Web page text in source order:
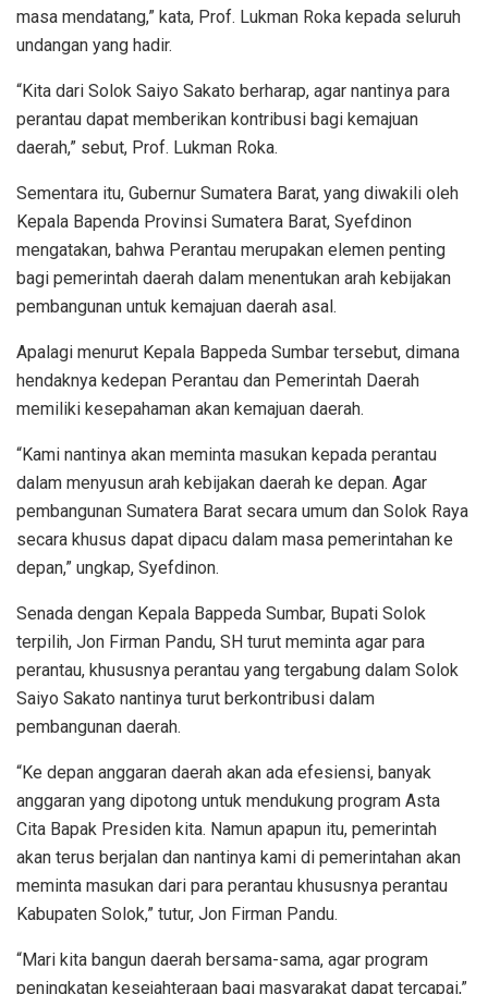
masa mendatang,” kata, Prof. Lukman Roka kepada seluruh
undangan yang hadir.
“Kita dari Solok Saiyo Sakato berharap, agar nantinya para
perantau dapat memberikan kontribusi bagi kemajuan
daerah,” sebut, Prof. Lukman Roka.
Sementara itu, Gubernur Sumatera Barat, yang diwakili oleh
Kepala Bapenda Provinsi Sumatera Barat, Syefdinon
mengatakan, bahwa Perantau merupakan elemen penting
bagi pemerintah daerah dalam menentukan arah kebijakan
pembangunan untuk kemajuan daerah asal.
Apalagi menurut Kepala Bappeda Sumbar tersebut, dimana
hendaknya kedepan Perantau dan Pemerintah Daerah
memiliki kesepahaman akan kemajuan daerah.
“Kami nantinya akan meminta masukan kepada perantau
dalam menyusun arah kebijakan daerah ke depan. Agar
pembangunan Sumatera Barat secara umum dan Solok Raya
secara khusus dapat dipacu dalam masa pemerintahan ke
depan,” ungkap, Syefdinon.
Senada dengan Kepala Bappeda Sumbar, Bupati Solok
terpilih, Jon Firman Pandu, SH turut meminta agar para
perantau, khususnya perantau yang tergabung dalam Solok
Saiyo Sakato nantinya turut berkontribusi dalam
pembangunan daerah.
“Ke depan anggaran daerah akan ada efesiensi, banyak
anggaran yang dipotong untuk mendukung program Asta
Cita Bapak Presiden kita. Namun apapun itu, pemerintah
akan terus berjalan dan nantinya kami di pemerintahan akan
meminta masukan dari para perantau khususnya perantau
Kabupaten Solok,” tutur, Jon Firman Pandu.
“Mari kita bangun daerah bersama-sama, agar program
peningkatan kesejahteraan bagi masyarakat dapat tercapai,”